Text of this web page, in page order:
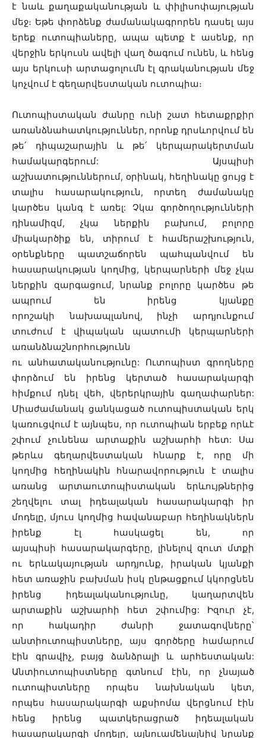
է նաև քաղաքականության և փիլիսոփայության
մեջ։ Եթե փորձենք ժամանակագրորեն դասել այս
երեք ուտոպիաները, ապա պետք է ասենք, որ
վերջին երկուսն ավելի վաղ ծագում ունեն, և հենց
այս երկուսի արտացոլումն էլ գրականության մեջ
կոչվում է գեղարվեստական ուտոպիա։
Ուտոպիստական ժանրը ունի շատ հետաքրքիր
առանձնահատկություններ, որոնք դրսևորվում են
թե՛ դիպաշարային և թե՛ կերպարակերտման
համակարգերում: Այսպիսի
աշխատություններում, օրինակ, հեղինակը ցույց է
տալիս հասարակություն, որտեղ ժամանակը
կարծես կանգ է առել: Չկա գործողությունների
դինամիզմ, չկա ներքին բախում, բոլորը
միակարծիք են, տիրում է համերաշխություն,
օրենքները պատշաճորեն պահպանվում են
հասարակության կողմից, կերպարների մեջ չկա
ներքին զարգացում, նրանք բոլորը կարծես թե
ապրում են իրենց կյանքը
որոշակի նախապլանով, ինչի արդյունքում
տուժում է վիպական պատումի կերպարների
առանձնաշնորհությունն
ու անհատականությունը: Ուտոպիստ գրողները
փորձում են իրենց կերտած հասարակարգի
հիմքում դնել վեհ, վերերկրային գաղափարներ:
Միաժամանակ ցանկացած ուտոպիստական երկ
կառուցվում է այնպես, որ ուտոպիան երբեք որևէ
շփում չունենա արտաքին աշխարհի հետ: Սա
թերևս գեղարվեստական հնարք է, որը մի
կողմից հեղինակին հնարավորություն է տալիս
առանց արտաուտոպիստական երևույթներից
շեղվելու տալ իդեալական հասարակարգի իր
մոդելը, մյուս կողմից հավանաբար հեղինակներն
իրենք էլ հասկացել են, որ
այսպիսի հասարակարգերը, լինելով զուտ մտքի
ու երևակայության արդյունք, իրական կյանքի
հետ առաջին բախման իսկ ընթացքում կկորցնեն
իրենց իդեալականությունը, կաղարտվեն
արտաքին աշխարհի հետ շփումից: Իզուր չէ,
որ հակադիր ժանրի ջատագովները՝
անտիուտոպիստները, այս գործերը համարում
էին գրավիչ, բայց ձանձրալի և արհեստական:
Անտիուտոպիստները գտնում էին, որ չնայած
ուտոպիստները որպես նախնական կետ,
որպես հասարակարգի աքսիոմա վերցնում էին
հենց իրենց պատկերացրած իդեալական
հասարակարգի մոդելը, այնուամենայնիվ նրանք